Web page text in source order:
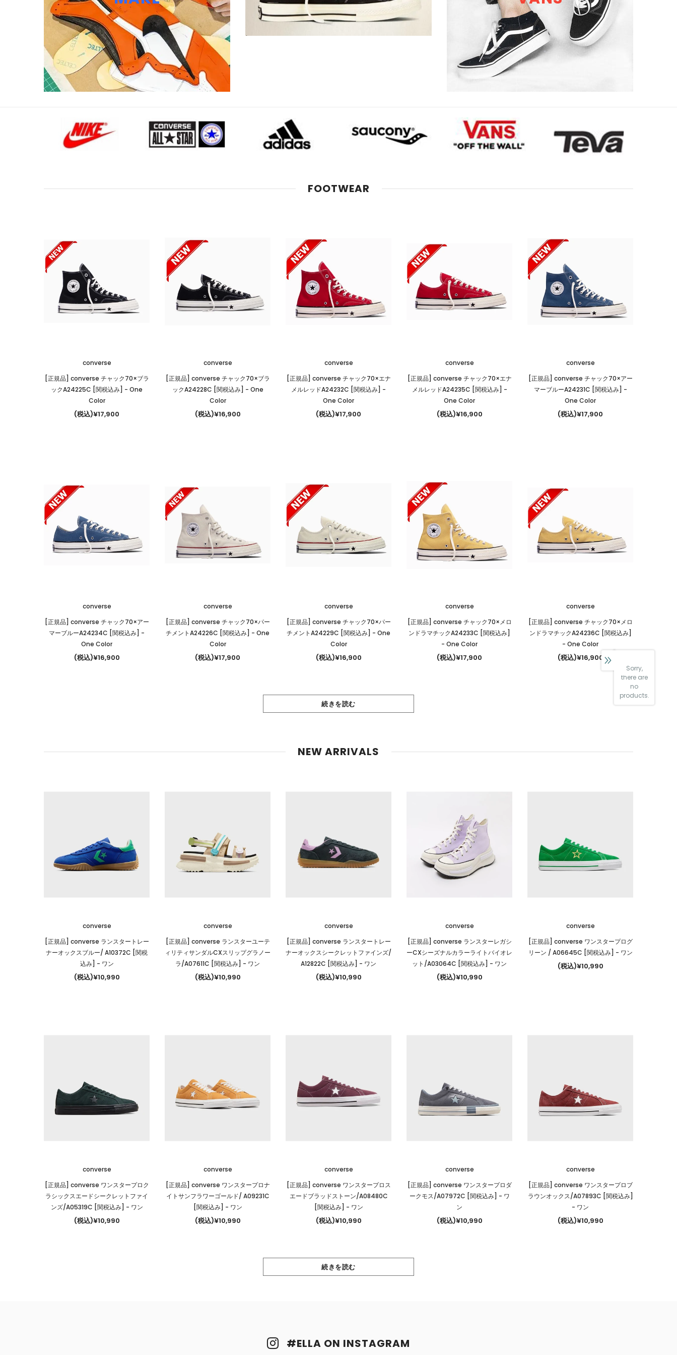
FOOTWEAR
converse
[正規品] converse チャック70×ブラ
ックA24225C [関税込み] - One
Color
(税込)¥17,900
converse
[正規品] converse チャック70×ブラ
ックA24228C [関税込み] - One
Color
(税込)¥16,900
converse
[正規品] converse チャック70×エナ
メルレッドA24232C [関税込み] -
One Color
(税込)¥17,900
converse
[正規品] converse チャック70×エナ
メルレッドA24235C [関税込み] -
One Color
(税込)¥16,900
converse
[正規品] converse チャック70×アー
マーブルーA24231C [関税込み] -
One Color
(税込)¥17,900
converse
[正規品] converse チャック70×アー
マーブルーA24234C [関税込み] -
One Color
(税込)¥16,900
converse
[正規品] converse チャック70×パー
チメントA24226C [関税込み] - One
Color
(税込)¥17,900
converse
[正規品] converse チャック70×パー
チメントA24229C [関税込み] - One
Color
(税込)¥16,900
converse
[正規品] converse チャック70×メロ
ンドラマチックA24233C [関税込み]
- One Color
(税込)¥17,900
converse
[正規品] converse チャック70×メロ
ンドラマチックA24236C [関税込み]
- One Color
(税込)¥16,900
続きを読む
NEW ARRIVALS
converse
[正規品] converse ランスタートレー
ナーオックスブルー/ A10372C [関税
込み] - ワン
(税込)¥10,990
converse
[正規品] converse ランスターユーテ
ィリティサンダルCXスリップグラノー
ラ/A07611C [関税込み] - ワン
(税込)¥10,990
converse
[正規品] converse ランスタートレー
ナーオックスシークレットファインズ/
A12822C [関税込み] - ワン
(税込)¥10,990
converse
[正規品] converse ランスターレガシ
ーCXシーズナルカラーライトバイオレ
ット/A03064C [関税込み] - ワン
(税込)¥10,990
converse
[正規品] converse ワンスタープログ
リーン / A06645C [関税込み] - ワン
(税込)¥10,990
converse
[正規品] converse ワンスタープロク
ラシックスエードシークレットファイ
ンズ/A05319C [関税込み] - ワン
(税込)¥10,990
converse
[正規品] converse ワンスタープロナ
イトサンフラワーゴールド/ A09231C
[関税込み] - ワン
(税込)¥10,990
converse
[正規品] converse ワンスタープロス
エードブラッドストーン/A08480C
[関税込み] - ワン
(税込)¥10,990
converse
[正規品] converse ワンスタープロダ
ークモス/A07972C [関税込み] - ワ
ン
(税込)¥10,990
converse
[正規品] converse ワンスタープロブ
ラウンオックス/A07893C [関税込み]
- ワン
(税込)¥10,990
続きを読む
#ELLA ON INSTAGRAM
Sorry,
there are
no
products.